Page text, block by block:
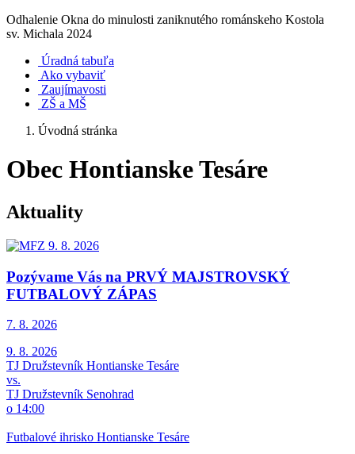
Odhalenie Okna do minulosti zaniknutého románskeho Kostola
sv. Michala 2024
Úradná tabuľa
Ako vybaviť
Zaujímavosti
ZŠ a MŠ
Úvodná stránka
Obec Hontianske Tesáre
Aktuality
Pozývame Vás na PRVÝ MAJSTROVSKÝ
FUTBALOVÝ ZÁPAS
7. 8. 2026
9. 8. 2026
TJ Družstevník Hontianske Tesáre
vs.
TJ Družstevník Senohrad
o 14:00
Futbalové ihrisko Hontianske Tesáre